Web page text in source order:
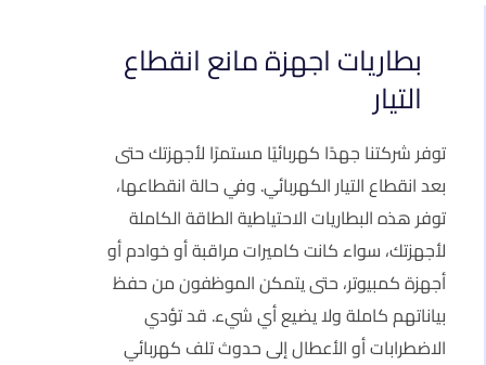
بطاريات اجهزة مانع انقطاع
التيار
توفر شركتنا جهدًا كهربائيًا مستمرًا لأجهزتك حتى
بعد انقطاع التيار الكهربائي. وفي حالة انقطاعها،
توفر هذه البطاريات الاحتياطية الطاقة الكاملة
لأجهزتك، سواء كانت كاميرات مراقبة أو خوادم أو
أجهزة كمبيوتر، حتى يتمكن الموظفون من حفظ
بياناتهم كاملة ولا يضيع أي شيء. قد تؤدي
الاضطرابات أو الأعطال إلى حدوث تلف كهربائي